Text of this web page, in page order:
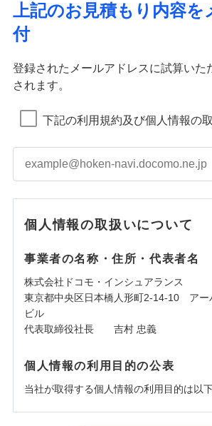
上記のお見積もり内容を
付
登録されたメールアドレスに試算いた
されます。
下記の利用規約及び個人情報の
個人情報の取扱いについて
事業者の名称・住所・代表者名
株式会社ドコモ・インシュアランス
東京都中央区日本橋人形町2-14-10 アー
ビル
代表取締役社長 吉村 忠義
個人情報の利用目的の公表
当社が取得する個人情報の利用目的は以